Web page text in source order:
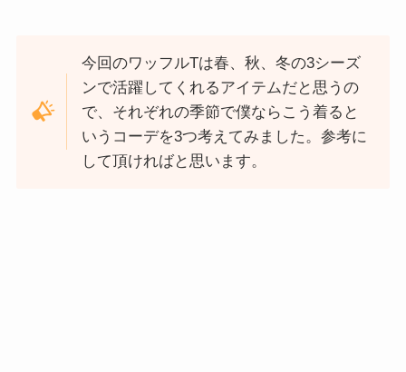
今回のワッフルTは春、秋、冬の3シーズ
ンで活躍してくれるアイテムだと思うの
で、それぞれの季節で僕ならこう着ると
いうコーデを3つ考えてみました。参考に
して頂ければと思います。